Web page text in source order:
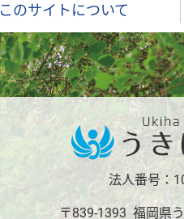
このサイトについて
法人番号：
〒839-1393 福岡県